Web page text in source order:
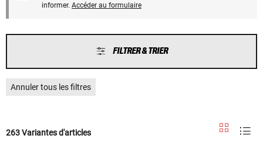
informer. Accéder au formulaire
FILTRER & TRIER
Annuler tous les filtres
263 Variantes d'articles